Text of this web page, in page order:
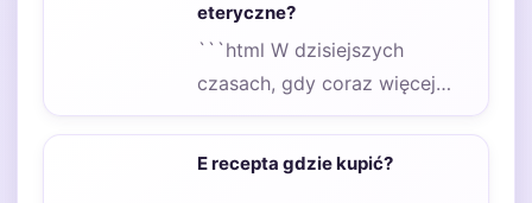
eteryczne?
```html W dzisiejszych
czasach, gdy coraz więcej
osób zwraca uwagę na
naturalne metody dbania o…
E recepta gdzie kupić?